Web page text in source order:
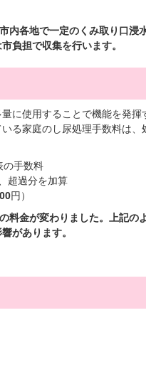
内各地で一定のくみ取り口浸
負担で収集を行います。
に使用することで機能を発揮
る家庭のし尿処理手数料は、
の手数料
超過分を加算
円）
料金が変わりました。上記の
があります。